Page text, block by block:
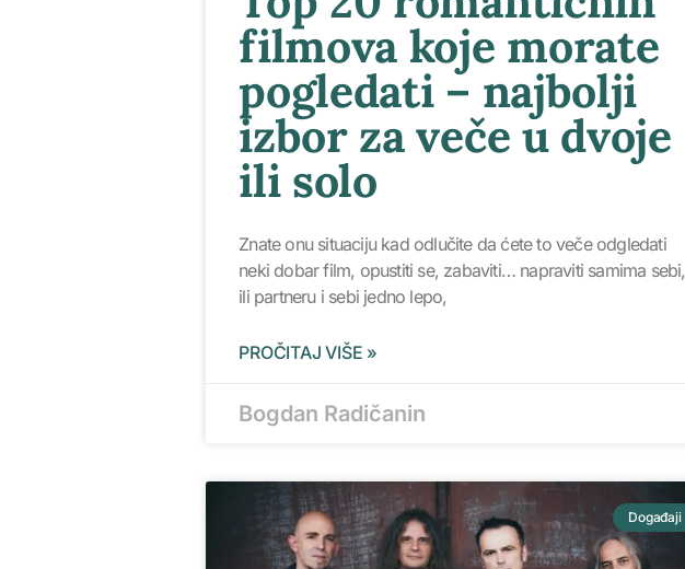
filmova koje morate
pogledati – najbolji
izbor za veče u dvoje
ili solo
Znate onu situaciju kad odlučite da ćete to veče odgledati
neki dobar film, opustiti se, zabaviti… napraviti samima sebi,
ili partneru i sebi jedno lepo,
PROČITAJ VIŠE »
Bogdan Radičanin
Događaji